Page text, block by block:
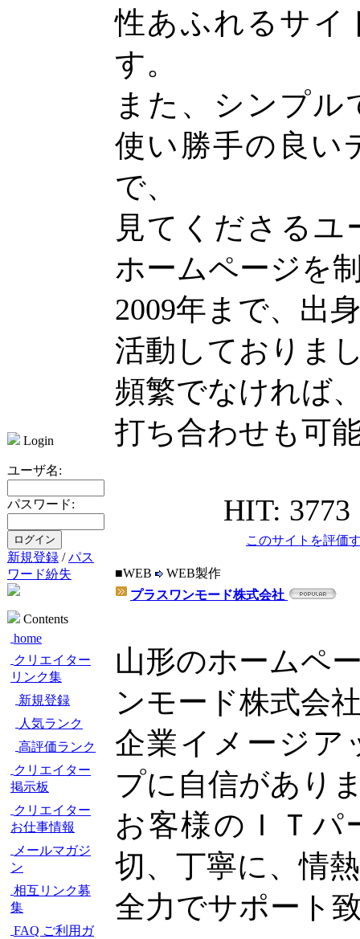
Login
ユーザ名:
パスワード:
新規登録 /パス
ワード紛失
Contents
home
クリエイター
リンク集
新規登録
人気ランク
高評価ランク
クリエイター
掲示板
クリエイター
お仕事情報
メールマガジ
ン
相互リンク募
集
FAQ ご利用ガ
性あふれるサイ
す。
また、シンプル
使い勝手の良い
で、
見てくださる
ホームページを
2009年まで、出
活動しておりま
頻繁でなければ
打ち合わせも可
HIT: 3773
このサイトを評価
■WEB
WEB製作
プラスワンモード株式会社
山形のホームペ
ンモード株式会
企業イメージア
プに自信があり
お客様のＩＴパ
切、丁寧に、情
全力でサポート